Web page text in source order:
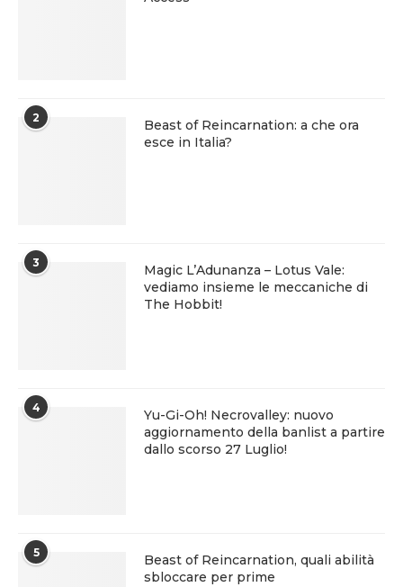
2
Beast of Reincarnation: a che ora
esce in Italia?
3
Magic L’Adunanza – Lotus Vale:
vediamo insieme le meccaniche di
The Hobbit!
4
Yu-Gi-Oh! Necrovalley: nuovo
aggiornamento della banlist a partire
dallo scorso 27 Luglio!
5
Beast of Reincarnation, quali abilità
sbloccare per prime